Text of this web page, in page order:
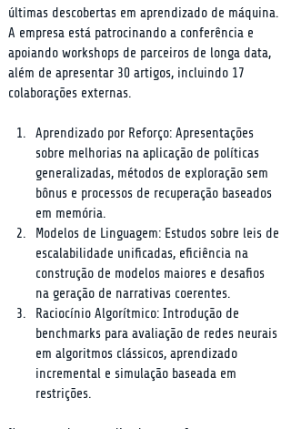
últimas descobertas em aprendizado de máquina.
A empresa está patrocinando a conferência e
apoiando workshops de parceiros de longa data,
além de apresentar 30 artigos, incluindo 17
colaborações externas.
Aprendizado por Reforço: Apresentações
sobre melhorias na aplicação de políticas
generalizadas, métodos de exploração sem
bônus e processos de recuperação baseados
em memória.
Modelos de Linguagem: Estudos sobre leis de
escalabilidade unificadas, eficiência na
construção de modelos maiores e desafios
na geração de narrativas coerentes.
Raciocínio Algorítmico: Introdução de
benchmarks para avaliação de redes neurais
em algoritmos clássicos, aprendizado
incremental e simulação baseada em
restrições.